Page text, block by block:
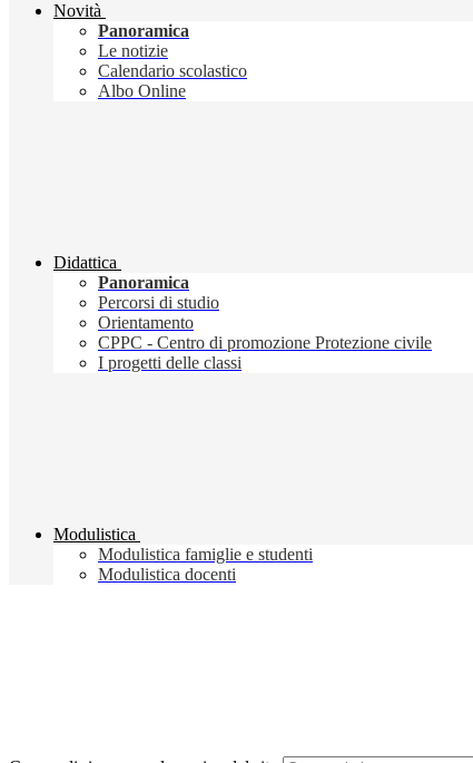
Novità
Panoramica
Le notizie
Calendario scolastico
Albo Online
Didattica
Panoramica
Percorsi di studio
Orientamento
CPPC - Centro di promozione Protezione civile
I progetti delle classi
Modulistica
Modulistica famiglie e studenti
Modulistica docenti